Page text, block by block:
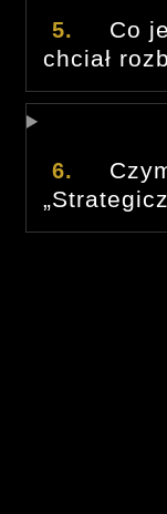
5.
Co
chciał
6.